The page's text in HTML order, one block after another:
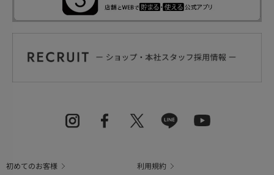
初めてのお客様 利用規約